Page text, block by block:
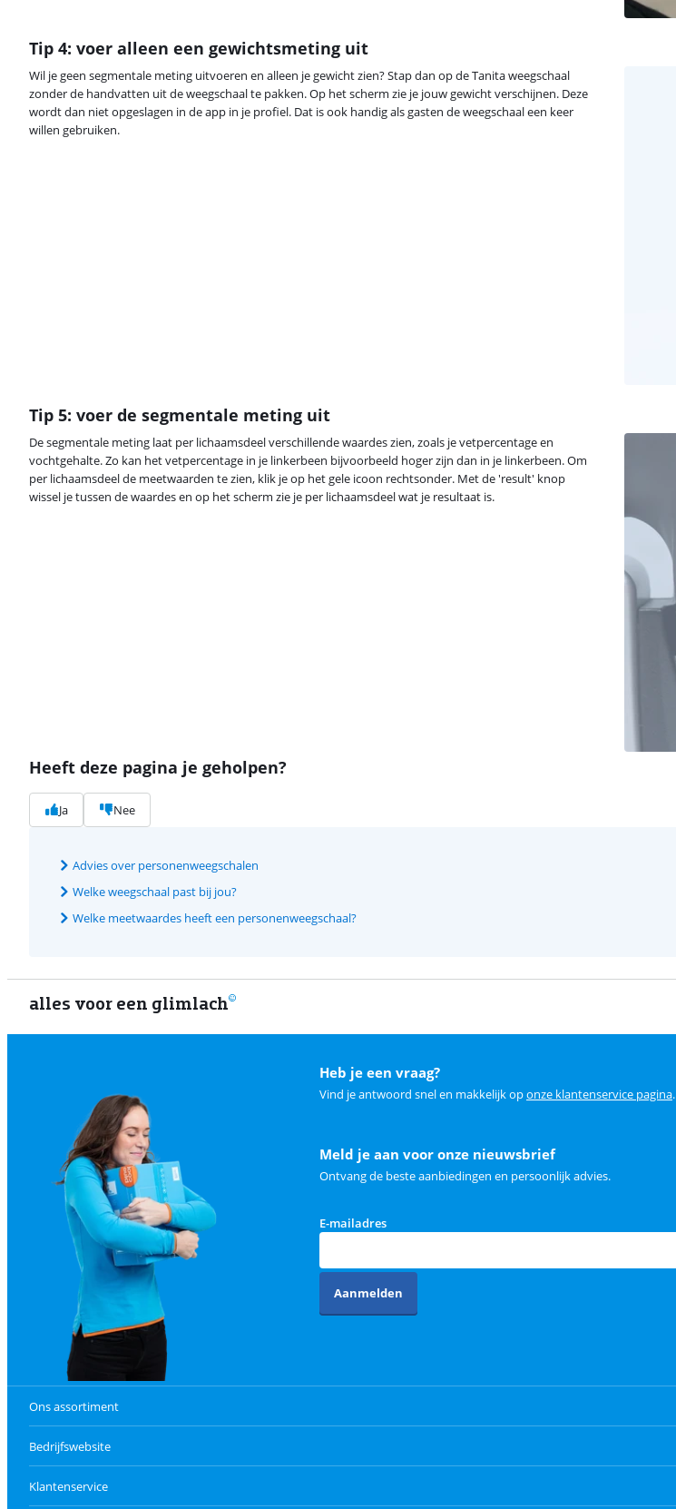
Tip 4: voer alleen een gewichtsmeting uit
Wil je geen segmentale meting uitvoeren en alleen je gewicht zien? Stap dan op de Tanita weegschaal
zonder de handvatten uit de weegschaal te pakken. Op het scherm zie je jouw gewicht verschijnen. Deze
wordt dan niet opgeslagen in de app in je profiel. Dat is ook handig als gasten de weegschaal een keer
willen gebruiken.
Tip 5: voer de segmentale meting uit
De segmentale meting laat per lichaamsdeel verschillende waardes zien, zoals je vetpercentage en
vochtgehalte. Zo kan het vetpercentage in je linkerbeen bijvoorbeeld hoger zijn dan in je linkerbeen. Om
per lichaamsdeel de meetwaarden te zien, klik je op het gele icoon rechtsonder. Met de 'result' knop
wissel je tussen de waardes en op het scherm zie je per lichaamsdeel wat je resultaat is.
Heeft deze pagina je geholpen?
Ja Nee
Advies over personenweegschalen
Welke weegschaal past bij jou?
Welke meetwaardes heeft een personenweegschaal?
alles voor een glimlach
Heb je een vraag?
Vind je antwoord snel en makkelijk oponze klantenservice pagina.
Meld je aan voor onze nieuwsbrief
Ontvang de beste aanbiedingen en persoonlijk advies.
E-mailadres
Aanmelden
Ons assortiment
Bedrijfswebsite
Klantenservice